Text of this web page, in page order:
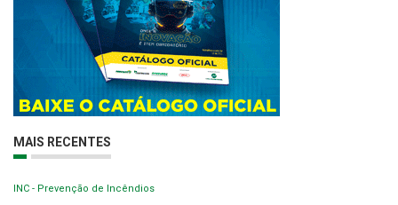
MAIS RECENTES
INC - Prevenção de Incêndios